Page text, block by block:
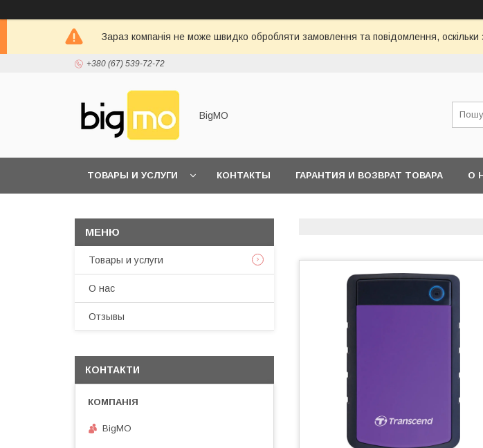
Зараз компанія не може швидко обробляти замовлення та повідомлення,
+380 (67) 539-72-72
BigMO
ТОВАРЫ И УСЛУГИ КОНТАКТЫ ГАРАНТИЯ И ВОЗВРАТ ТОВАРА О
Товары и услуги
О нас
Отзывы
КОНТАКТИ
BigMO